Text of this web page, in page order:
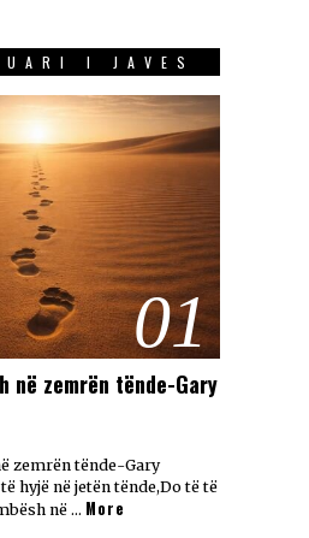
I JAVES
01
në zemrën tënde-Gary
zemrën tënde-Gary
hyjë në jetën tënde,Do të të
në … More